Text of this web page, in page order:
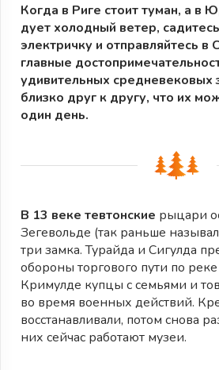
Когда в Риге стоит туман, а в
дует холодный ветер,
электричку и отправляйтесь в
главные
удивительных средневековых
близко друг к другу, что их
один день.
В 13 веке тевтонские рыцари
Зегевольде (так раньше
три замка. Турайда и Сигулда
обороны торгового пути по
Кримулде купцы с семьями и
во время военных действий.
восстанавливали, потом снова
них сейчас работают музеи.